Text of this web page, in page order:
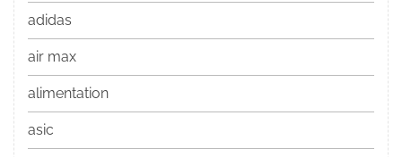
adidas
air max
alimentation
asic